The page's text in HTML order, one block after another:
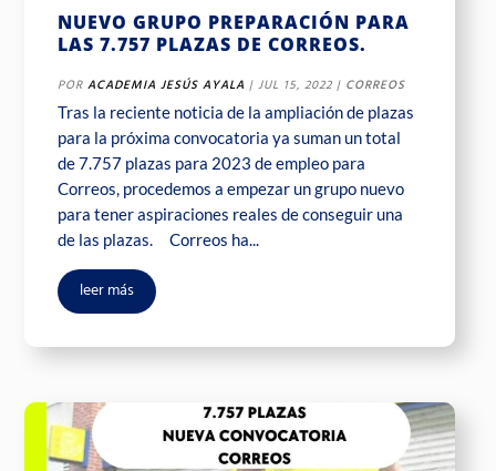
NUEVO GRUPO PREPARACIÓN PARA
LAS 7.757 PLAZAS DE CORREOS.
PORACADEMIA JESÚS AYALA |JUL 15, 2022 | CORREOS
Tras la reciente noticia de la ampliación de plazas
para la próxima convocatoria ya suman un total
de 7.757 plazas para 2023 de empleo para
Correos, procedemos a empezar un grupo nuevo
para tener aspiraciones reales de conseguir una
de las plazas. Correos ha...
leer más